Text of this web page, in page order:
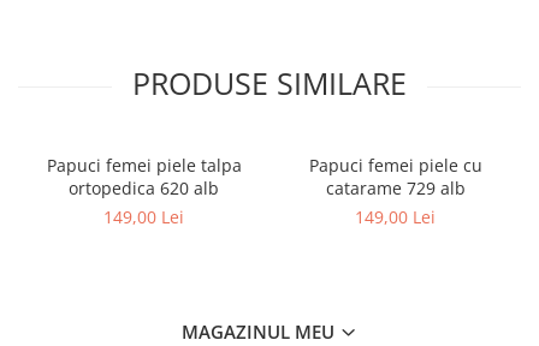
PRODUSE SIMILARE
Papuci femei piele talpa
ortopedica 620 alb
149,00 Lei
Papuci femei piele cu
catarame 729 alb
149,00 Lei
MAGAZINUL MEU